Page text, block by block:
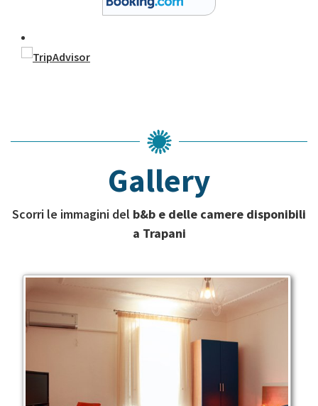
Gallery
Scorri le immagini del b&b e delle camere disponibili
a Trapani